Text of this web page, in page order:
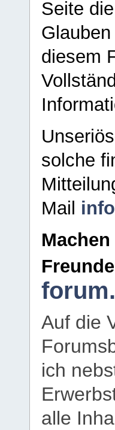
Seite
diesem
solche
Mail
Auf die
ich
alle